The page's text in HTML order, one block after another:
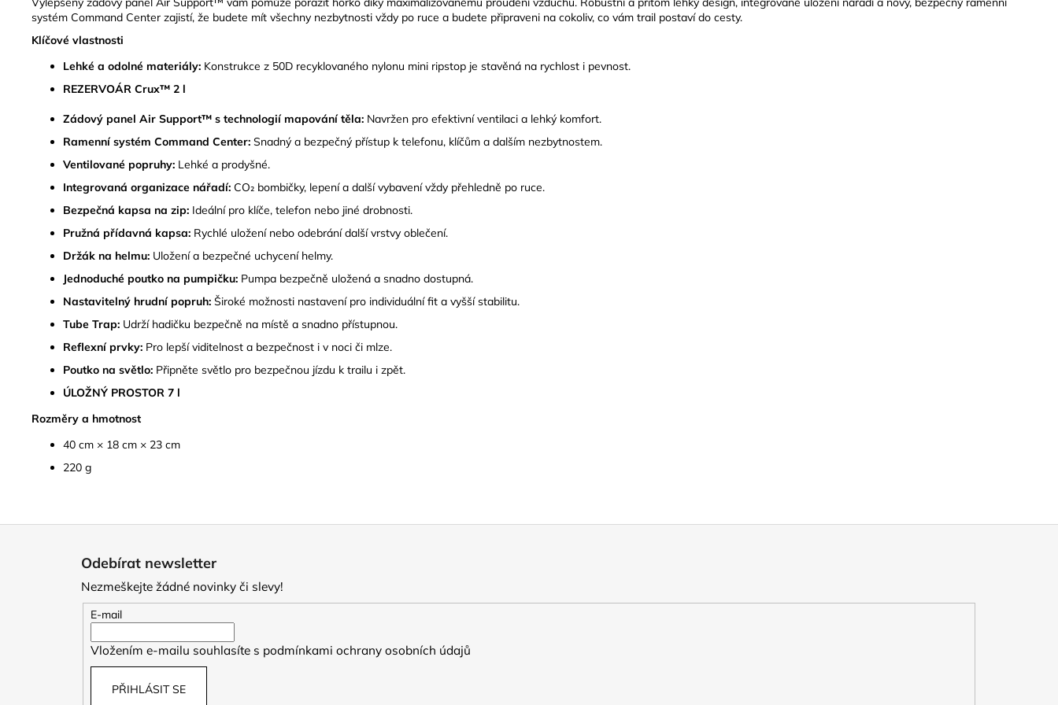
systém Command Center zajistí, že budete mít všechny nezbytnosti vždy po ruce a budete připraveni na cokoliv, co vám trail postaví do cesty.
Klíčové vlastnosti
Lehké a odolné materiály: Konstrukce z 50D recyklovaného nylonu mini ripstop je stavěná na rychlost i pevnost.
REZERVOÁR Crux™ 2 l
Zádový panel Air Support™ s technologií mapování těla: Navržen pro efektivní ventilaci a lehký komfort.
Ramenní systém Command Center: Snadný a bezpečný přístup k telefonu, klíčům a dalším nezbytnostem.
Ventilované popruhy: Lehké a prodyšné.
Integrovaná organizace nářadí: CO₂ bombičky, lepení a další vybavení vždy přehledně po ruce.
Bezpečná kapsa na zip: Ideální pro klíče, telefon nebo jiné drobnosti.
Pružná přídavná kapsa: Rychlé uložení nebo odebrání další vrstvy oblečení.
Držák na helmu: Uložení a bezpečné uchycení helmy.
Jednoduché poutko na pumpičku: Pumpa bezpečně uložená a snadno dostupná.
Nastavitelný hrudní popruh: Široké možnosti nastavení pro individuální fit a vyšší stabilitu.
Tube Trap: Udrží hadičku bezpečně na místě a snadno přístupnou.
Reflexní prvky: Pro lepší viditelnost a bezpečnost i v noci či mlze.
Poutko na světlo: Připněte světlo pro bezpečnou jízdu k trailu i zpět.
ÚLOŽNÝ PROSTOR 7 l
Rozměry a hmotnost
40 cm × 18 cm × 23 cm
220 g
Odebírat newsletter
Nezmeškejte žádné novinky či slevy!
E-mail
Vložením e-mailu souhlasíte s podmínkami ochrany osobních údajů
PŘIHLÁSIT SE